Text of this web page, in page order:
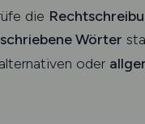
die
Wörter
oder